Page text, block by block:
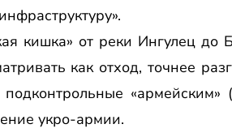
кишка» от реки Ингулец до
как отход, точнее
«армейским»
укро-армии.